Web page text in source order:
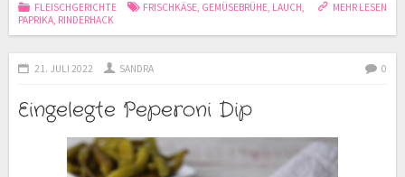
MEHR LESEN
FLEISCHGERICHTE FRISCHKÄSE, GEMÜSEBRÜHE, LAUCH,
PAPRIKA, RINDERHACK
21. JULI 2022 SANDRA 0
Eingelegte Peperoni Dip